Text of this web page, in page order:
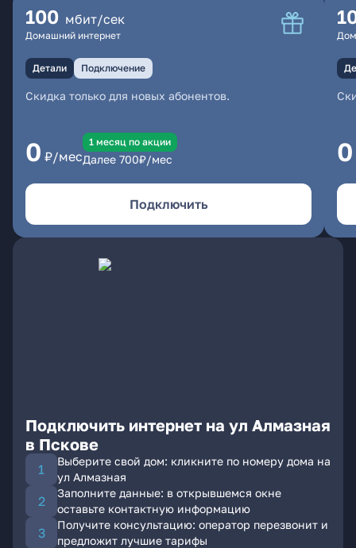
100 мбит/сек
Домашний интернет
Детали Подключение
Скидка только для новых абонентов.
0 ₽/мес
1 месяц по акции
Далее 700₽/мес
Подключить
0
Подключить интернет на ул Алмазная
в Пскове
Выберите свой дом: кликните по номеру дома на
ул Алмазная
Заполните данные: в открывшемся окне
оставьте контактную информацию
Получите консультацию: оператор перезвонит и
предложит лучшие тарифы